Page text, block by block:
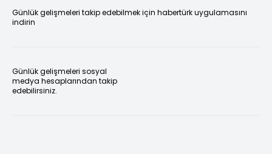
Günlük gelişmeleri takip edebilmek için habertürk uygulamasını
indirin
Günlük gelişmeleri sosyal
medya hesaplarından takip
edebilirsiniz.